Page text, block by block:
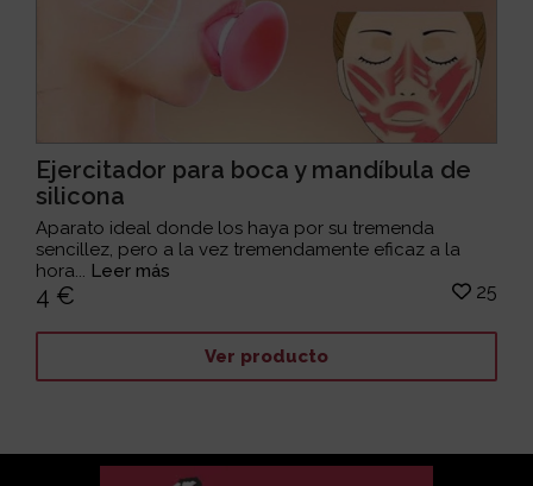
Ejercitador para boca y mandíbula de
silicona
Aparato ideal donde los haya por su tremenda
sencillez, pero a la vez tremendamente eficaz a la
hora... Leer más
4 € 25
Ver producto